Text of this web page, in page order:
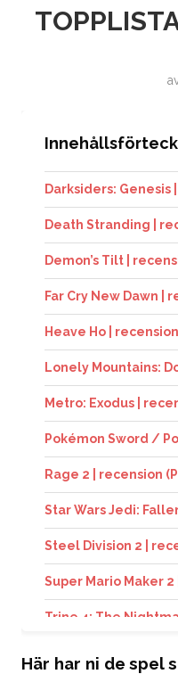
Darksiders: Genesis
Death Stranding |
Demon’s Tilt |
Far Cry New Dawn |
Heave Ho |
Lonely Mountains:
Metro: Exodus |
Pokémon Sword /
Rage 2 | recension
Star Wars Jedi:
Steel Division 2 |
Super Mario Maker
Trine 4: The
Här har ni de spel